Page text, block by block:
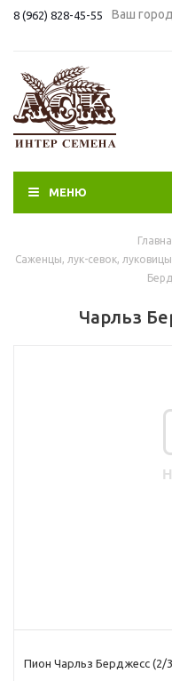
8 (962) 828-45-55 Ваш
МЕНЮ
Саженцы, лук-севок,
Чарльз
Пион Чарльз Берджесс (2/